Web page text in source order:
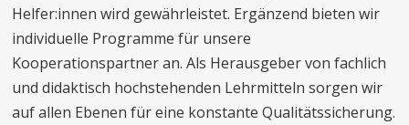
Helfer:innen wird gewährleistet. Ergänzend bieten wir
individuelle Programme für unsere
Kooperationspartner an. Als Herausgeber von fachlich
und didaktisch hochstehenden Lehrmitteln sorgen wir
auf allen Ebenen für eine konstante Qualitätssicherung.